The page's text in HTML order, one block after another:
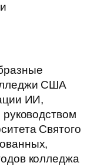
США
ИИ,
руководством
Святого
колледжа